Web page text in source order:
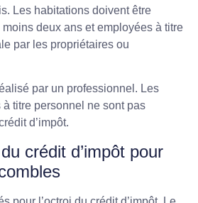
Les habitations doivent être
deux ans et employées à titre
par les propriétaires ou
par un professionnel. Les
titre personnel ne sont pas
d’impôt.
crédit d’impôt pour